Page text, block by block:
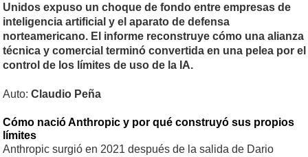
Unidos expuso un choque de fondo entre empresas de
inteligencia artificial y el aparato de defensa
norteamericano. El informe reconstruye cómo una alianza
técnica y comercial terminó convertida en una pelea por el
control de los límites de uso de la IA.
Auto: Claudio Peña
Cómo nació Anthropic y por qué construyó sus propios
límites
Anthropic surgió en 2021 después de la salida de Dario